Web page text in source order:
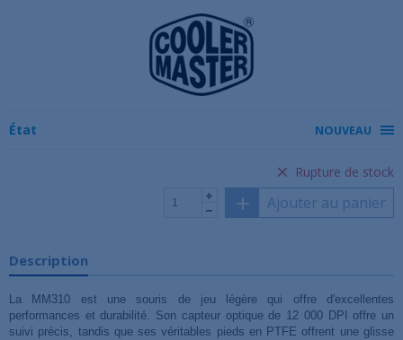
État NOUVEAU
Rupture de stock
Ajouter au panier
Description
La MM310 est une souris de jeu légère qui offre d'excellentes
performances et durabilité. Son capteur optique de 12 000 DPI offre un
suivi précis, tandis que ses véritables pieds en PTFE offrent une glisse